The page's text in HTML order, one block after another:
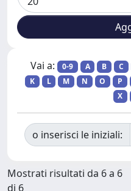
Vai a: 0-9 A B C
K
L M N O P
X
o inserisci le iniziali:
Mostrati risultati da 6 a 6
di 6